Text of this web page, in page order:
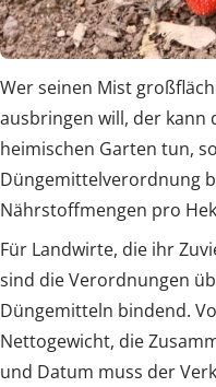
Wer seinen Mist
ausbringen will, der kann
heimischen Garten tun,
Düngemittelverordnung
Nährstoffmengen pro
Für Landwirte, die ihr
sind die Verordnungen
Düngemitteln bindend.
Nettogewicht, die
und Datum muss der